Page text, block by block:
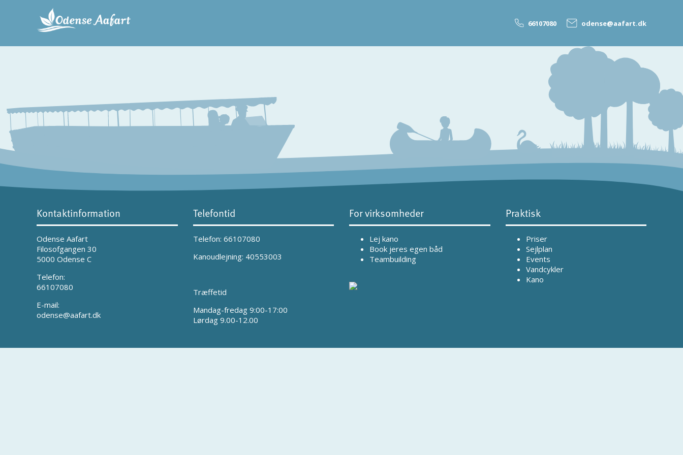
66107080 odense@aafart.dk
Kontaktinformation
Odense Aafart
Filosofgangen 30
5000 Odense C
Telefon:
66107080
E-mail:
odense@aafart.dk
Telefontid
Telefon: 66107080
Kanoudlejning: 40553003
Træffetid
Mandag-fredag 9:00-17:00
Lørdag 9.00-12.00
For virksomheder
Lej kano
Book jeres egen båd
Teambuilding
Praktisk
Priser
Sejlplan
Events
Vandcykler
Kano